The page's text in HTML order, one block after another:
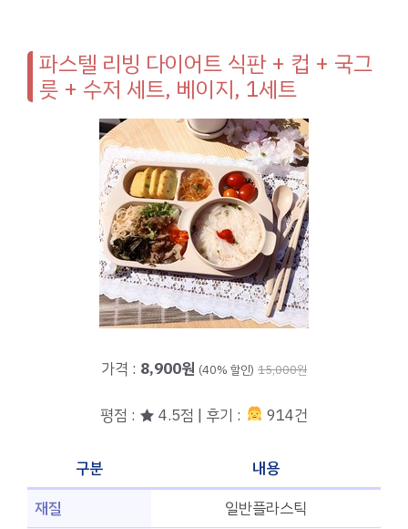
파스텔 리빙 다이어트 식판 + 컵 + 국그
릇 + 수저 세트, 베이지, 1세트
가격 : 8,900원 (40% 할인) 15,000원
평점 : ★ 4.5점 | 후기 : 914건
구분
내용
재질
일반플라스틱